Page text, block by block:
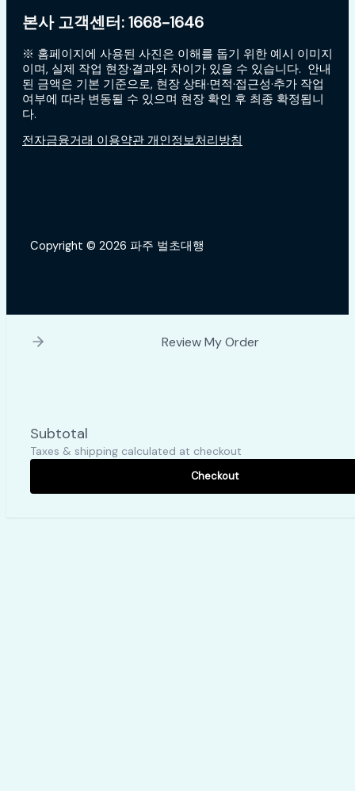
본사 고객센터: 1668-1646
※ 홈페이지에 사용된 사진은 이해를 돕기 위한 예시 이미지
이며, 실제 작업 현장·결과와 차이가 있을 수 있습니다. 안내
된 금액은 기본 기준으로, 현장 상태·면적·접근성·추가 작업
여부에 따라 변동될 수 있으며 현장 확인 후 최종 확정됩니
다.
전자금융거래 이용약관 개인정보처리방침
Copyright © 2026 파주 벌초대행
Review My Order
Subtotal
Taxes & shipping calculated at checkout
Checkout